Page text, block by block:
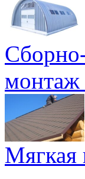
монтаж
Мягкая